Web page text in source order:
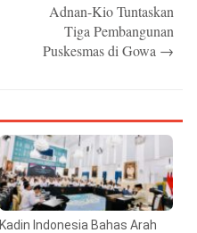
Adnan-Kio Tuntaskan
Tiga Pembangunan
Puskesmas di Gowa →
Kadin Indonesia Bahas Arah